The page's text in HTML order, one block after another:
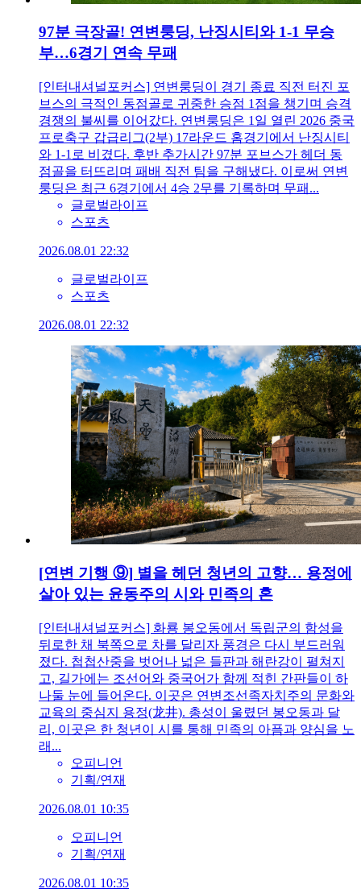
97분 극장골! 연변룽딩, 난징시티와 1-1 무승
부…6경기 연속 무패
[인터내셔널포커스] 연변룽딩이 경기 종료 직전 터진 포
브스의 극적인 동점골로 귀중한 승점 1점을 챙기며 승격
경쟁의 불씨를 이어갔다. 연변룽딩은 1일 열린 2026 중국
프로축구 갑급리그(2부) 17라운드 홈경기에서 난징시티
와 1-1로 비겼다. 후반 추가시간 97분 포브스가 헤더 동
점골을 터뜨리며 패배 직전 팀을 구해냈다. 이로써 연변
룽딩은 최근 6경기에서 4승 2무를 기록하며 무패...
글로벌라이프
스포츠
2026.08.01 22:32
글로벌라이프
스포츠
2026.08.01 22:32
[연변 기행 ⑨] 별을 헤던 청년의 고향… 용정에
살아 있는 윤동주의 시와 민족의 혼
[인터내셔널포커스] 화룡 봉오동에서 독립군의 함성을
뒤로한 채 북쪽으로 차를 달리자 풍경은 다시 부드러워
졌다. 첩첩산중을 벗어나 넓은 들판과 해란강이 펼쳐지
고, 길가에는 조선어와 중국어가 함께 적힌 간판들이 하
나둘 눈에 들어온다. 이곳은 연변조선족자치주의 문화와
교육의 중심지 용정(龙井). 총성이 울렸던 봉오동과 달
리, 이곳은 한 청년이 시를 통해 민족의 아픔과 양심을 노
래...
오피니언
기획/연재
2026.08.01 10:35
오피니언
기획/연재
2026.08.01 10:35